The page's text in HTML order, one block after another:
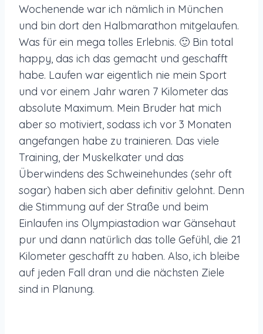
Wochenende war ich nämlich in München
und bin dort den Halbmarathon mitgelaufen.
Was für ein mega tolles Erlebnis. 🙂 Bin total
happy, das ich das gemacht und geschafft
habe. Laufen war eigentlich nie mein Sport
und vor einem Jahr waren 7 Kilometer das
absolute Maximum. Mein Bruder hat mich
aber so motiviert, sodass ich vor 3 Monaten
angefangen habe zu trainieren. Das viele
Training, der Muskelkater und das
Überwindens des Schweinehundes (sehr oft
sogar) haben sich aber definitiv gelohnt. Denn
die Stimmung auf der Straße und beim
Einlaufen ins Olympiastadion war Gänsehaut
pur und dann natürlich das tolle Gefühl, die 21
Kilometer geschafft zu haben. Also, ich bleibe
auf jeden Fall dran und die nächsten Ziele
sind in Planung.